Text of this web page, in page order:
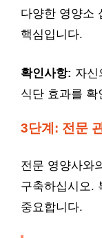
다양한 영양소
핵심입니다.
확인사항: 자신
식단 효과를 확
3단계: 전문
전문 영양사와
구축하십시오.
중요합니다.